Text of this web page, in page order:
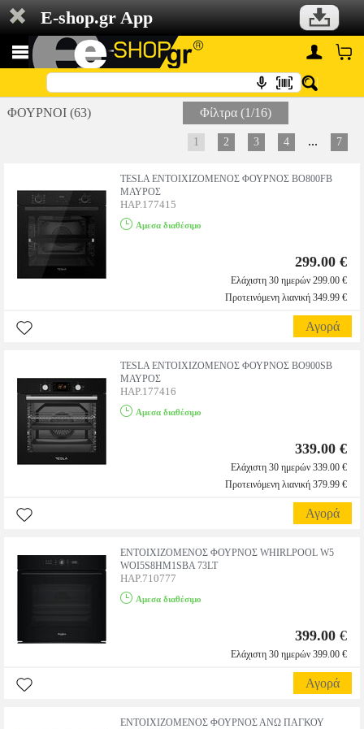
E-shop.gr App
ΦΟΥΡΝΟΙ (63) Φίλτρα (1/16)
1 2 3 4 ... 7
TESLA ΕΝΤΟΙΧΙΖΟΜΕΝΟΣ ΦΟΥΡΝΟΣ BO800FB
ΜΑΥΡΟΣ
HAP.177415
Αμεσα διαθέσιμο
299.00 €
Ελάχιστη 30 ημερών 299.00 €
Προτεινόμενη λιανική 349.99 €
Αγορά
TESLA ΕΝΤΟΙΧΙΖΟΜΕΝΟΣ ΦΟΥΡΝΟΣ BO900SB
ΜΑΥΡΟΣ
HAP.177416
Αμεσα διαθέσιμο
339.00 €
Ελάχιστη 30 ημερών 339.00 €
Προτεινόμενη λιανική 379.99 €
Αγορά
ΕΝΤΟΙΧΙΖΟΜΕΝΟΣ ΦΟΥΡΝΟΣ WHIRLPOOL W5
WOI5S8HM1SBA 73LT
HAP.710777
Αμεσα διαθέσιμο
399.00 €
Ελάχιστη 30 ημερών 399.00 €
Αγορά
ΕΝΤΟΙΧΙΖΟΜΕΝΟΣ ΦΟΥΡΝΟΣ ΑΝΩ ΠΑΓΚΟΥ